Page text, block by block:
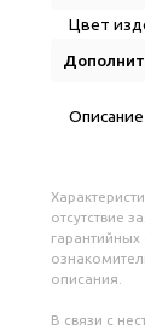
Цвет
Описание
отсутствие
описания.
В связи с